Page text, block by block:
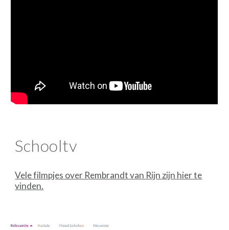
Schooltv
Vele filmpjes over Rembrandt van Rijn zijn hier te
vinden.